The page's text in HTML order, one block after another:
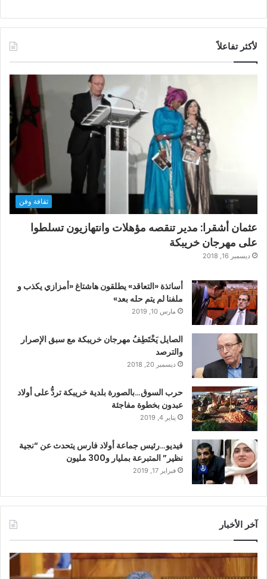
لأكثر تفاعلاً
ثقافة وفن
عثمان أشقرا: مدير تنقصه مؤهلات وانتهازيون تسلطوا
على مهرجان خريبكة
ديسمبر 16, 2018
أساتذة «التعاقد» يطلقون هاشتاغ «أمزازي يكذب و
ملفنا لم يتم حله بعد»
مارس 10, 2019
الصايل يَخْتَطِفُ مهرجان خريبكة مع سبق الإصرار
والترصد
ديسمبر 20, 2018
حرب السوق…بالصورة بلدية خريبكة تردُّ على أولاد
عبدون بخطوة مفاجئة
يناير 4, 2019
فيديو…رئيس جماعة أولاد فارس يتحدث عن “نجية
نظير” المتبرعة بمليار و300 مليون
فبراير 17, 2019
آخر الأخبار